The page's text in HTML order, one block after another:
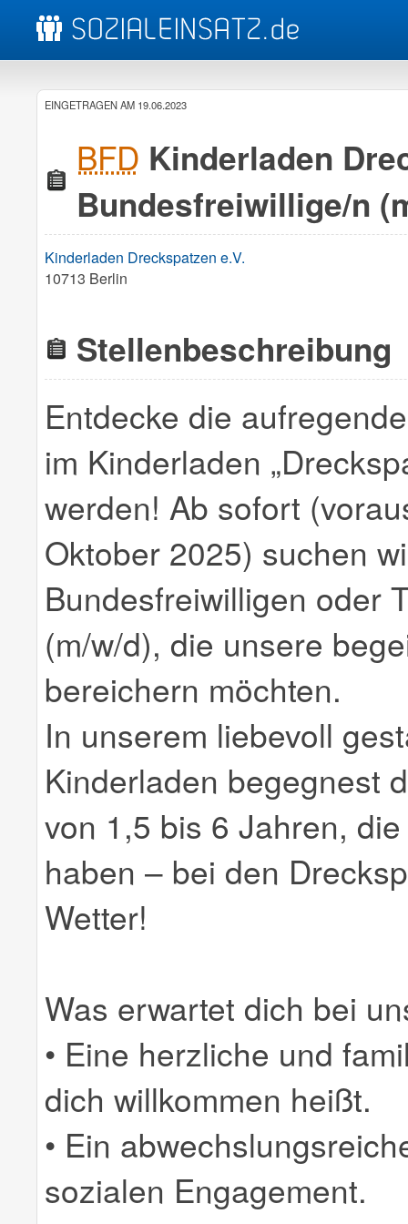
EINGETRAGEN AM 19.06.2023
BFD Kinderladen
Bundesfreiwillige/n
Kinderladen Dreckspatzen e.V.
10713 Berlin
Stellenbeschreibung
Entdecke die
im Kinderladen
werden! Ab sofort
Oktober 2025) suchen
Bundesfreiwilligen oder
(m/w/d), die unsere
bereichern möchten.
In unserem liebevoll
Kinderladen begegnest
von 1,5 bis 6 Jahren,
haben – bei den
Wetter!
Was erwartet dich bei
• Eine herzliche und
dich willkommen heißt.
• Ein
sozialen Engagement.